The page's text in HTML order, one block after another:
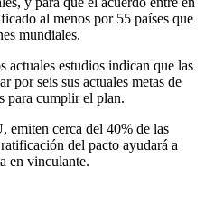
al menos por 55 países que
mundiales.
actuales estudios indican que las
por seis sus actuales metas de
para cumplir el plan.
emiten cerca del 40% de las
del pacto ayudará a
en vinculante.